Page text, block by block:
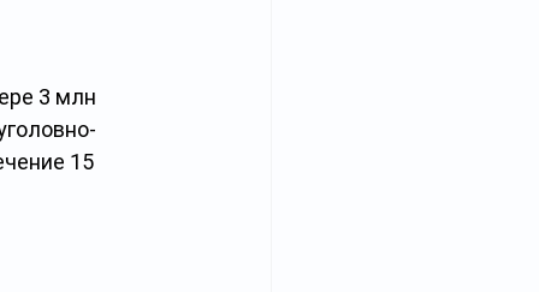
3 млн
15